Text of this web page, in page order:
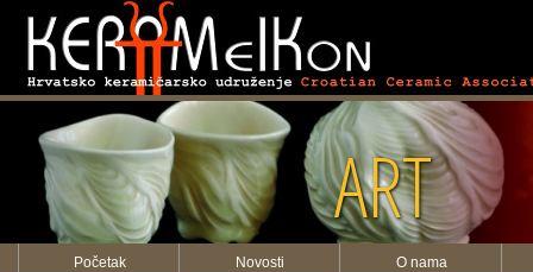
ART
Početak Novosti O nama